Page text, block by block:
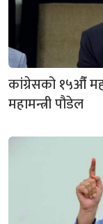
कांग्रेसको १५औँ
महामन्त्री पौडेल